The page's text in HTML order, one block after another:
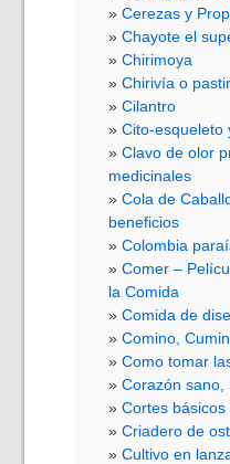
Cerezas y
Chayote el
Chirimoya
Chirivía o
Cilantro
Cito-esqueleto
Clavo de olor
medicinales
Cola de
beneficios
Colombia
Comer –
la Comida
Comida de
Comino,
Como tomar
Corazón sano,
Cortes básicos
Criadero de
Cultivo en